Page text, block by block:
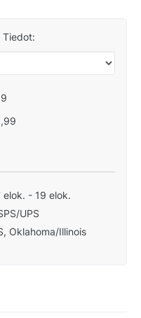
Tiedot:
elok. - 19 elok.
UPS
Oklahoma/Illinois